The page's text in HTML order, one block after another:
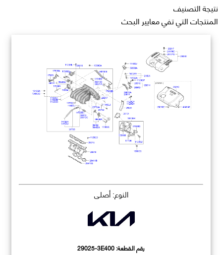
نتيجة التصنيف
المنتجات التي تفي معايير البحث
النوع: أصلي
رقم القطعة:29025-3E400